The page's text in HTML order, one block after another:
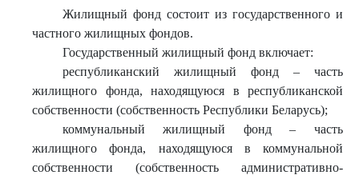
Жилищный фонд состоит из государственного и
частного жилищных фондов.
Государственный жилищный фонд включает:
республиканский жилищный фонд – часть
жилищного фонда, находящуюся в республиканской
собственности (собственность Республики Беларусь);
коммунальный жилищный фонд – часть
жилищного фонда, находящуюся в коммунальной
собственности (собственность административно-